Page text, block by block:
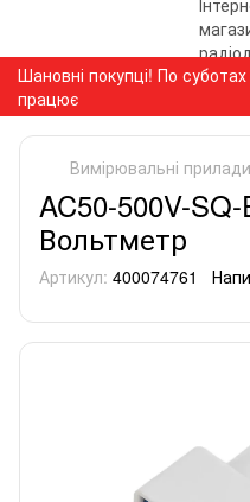
Шановні покупці! По
працює
Вимірювальні прилади
AC50-500V-
Вольтметр
Артикул: 400074761